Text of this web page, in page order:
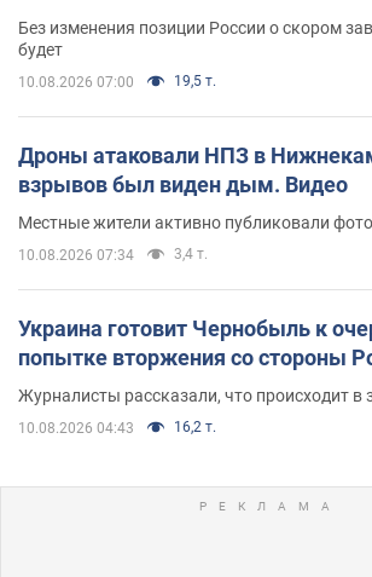
Без изменения позиции России о скором
будет
10.08.2026 07:00 19,5 т.
Дроны атаковали НПЗ в
взрывов был виден дым. Видео
Местные жители активно публиковали
10.08.2026 07:34 3,4 т.
Украина готовит Чернобыль к
попытке вторжения со стороны
Журналисты рассказали, что происходит в
10.08.2026 04:43 16,2 т.